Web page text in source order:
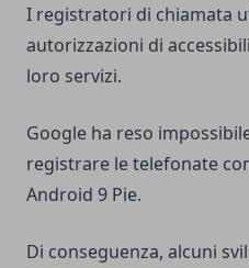
I registratori di chiamata
autorizzazioni di
loro servizi.
Google ha reso
registrare le telefonate
Android 9 Pie.
Di conseguenza, alcuni